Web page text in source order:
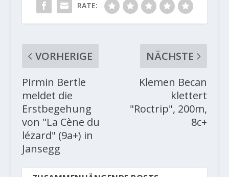
RATE:
VORHERIGE
Pirmin Bertle
meldet die
Erstbegehung
von "La Cène du
lézard" (9a+) in
Jansegg
NÄCHSTE
Klemen Becan
klettert
"Roctrip", 200m,
8c+